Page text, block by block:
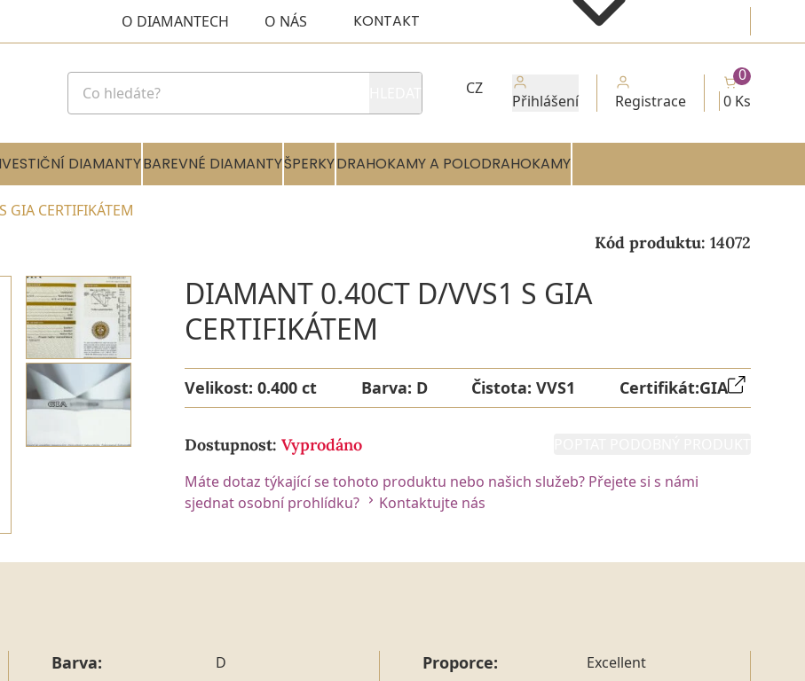
O DIAMANTECH O NÁS KONTAKT
CZ
Přihlášení Registrace 0 Ks
0
DIAMANTYBAREVNÉ DIAMANTYŠPERKYDRAHOKAMY A POLODRAHOKAMY
GIA CERTIFIKÁTEM
Kód produktu: 14072
DIAMANT 0.40CT D/VVS1 S GIA
CERTIFIKÁTEM
Velikost: 0.400 ct Barva: D Čistota:VVS1 Certifikát:GIA
Dostupnost: Vyprodáno
Máte dotaz týkající se tohoto produktu nebo našich služeb? Přejete si s námi
sjednat osobní prohlídku?
Kontaktujte nás
Barva: D Proporce: Excellent